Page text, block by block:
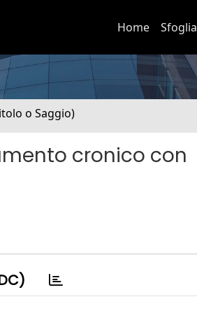
Home Sfoglia
o Saggio)
cronico con